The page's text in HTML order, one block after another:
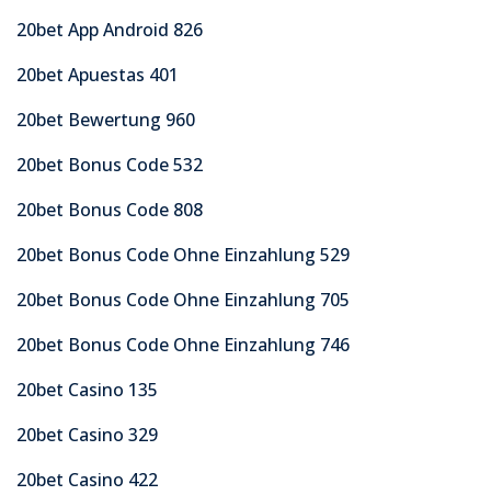
20bet App Android 826
20bet Apuestas 401
20bet Bewertung 960
20bet Bonus Code 532
20bet Bonus Code 808
20bet Bonus Code Ohne Einzahlung 529
20bet Bonus Code Ohne Einzahlung 705
20bet Bonus Code Ohne Einzahlung 746
20bet Casino 135
20bet Casino 329
20bet Casino 422